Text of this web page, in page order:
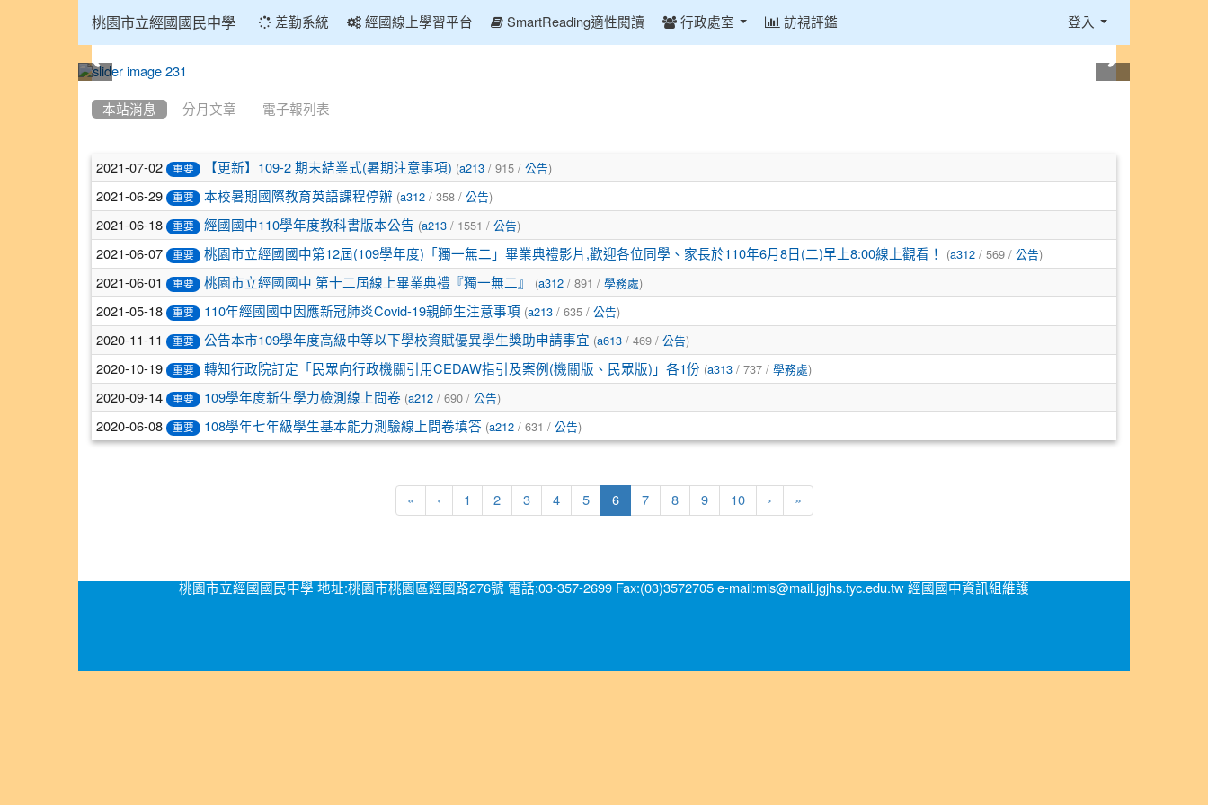
桃園市立經國國民中學 差勤系統 經國線上學習平台 SmartReading適性閱讀 行政處室 訪視評鑑 登入
本站消息 分月文章 電子報列表
文
章
列
表
2021-07-02 重要 【更新】109-2 期末結業式(暑期注意事項) (a213 / 915 / 公告)
2021-06-29 重要 本校暑期國際教育英語課程停辦 (a312 / 358 / 公告)
2021-06-18 重要 經國國中110學年度教科書版本公告 (a213 / 1551 / 公告)
2021-06-07 重要 桃園市立經國國中第12屆(109學年度)「獨一無二」畢業典禮影片,歡迎各位同學、家長於110年6月8日(二)早上8:00線上觀看！ (a312 / 569 / 公告)
2021-06-01 重要 桃園市立經國國中 第十二屆線上畢業典禮『獨一無二』 (a312 / 891 / 學務處)
2021-05-18 重要 110年經國國中因應新冠肺炎Covid-19親師生注意事項 (a213 / 635 / 公告)
2020-11-11 重要 公告本市109學年度高級中等以下學校資賦優異學生獎助申請事宜 (a613 / 469 / 公告)
2020-10-19 重要 轉知行政院訂定「民眾向行政機關引用CEDAW指引及案例(機關版、民眾版)」各1份 (a313 / 737 / 學務處)
2020-09-14 重要 109學年度新生學力檢測線上問卷 (a212 / 690 / 公告)
2020-06-08 重要 108學年七年級學生基本能力測驗線上問卷填答 (a212 / 631 / 公告)
« ‹ 1 2 3 4 5 6(current)
7 8 9 10 › »
桃園市立經國國民中學 地址:桃園市桃園區經國路276號 電話:03-357-2699 Fax:(03)3572705 e-mail:mis@mail.jgjhs.tyc.edu.tw 經國國中資訊組維護